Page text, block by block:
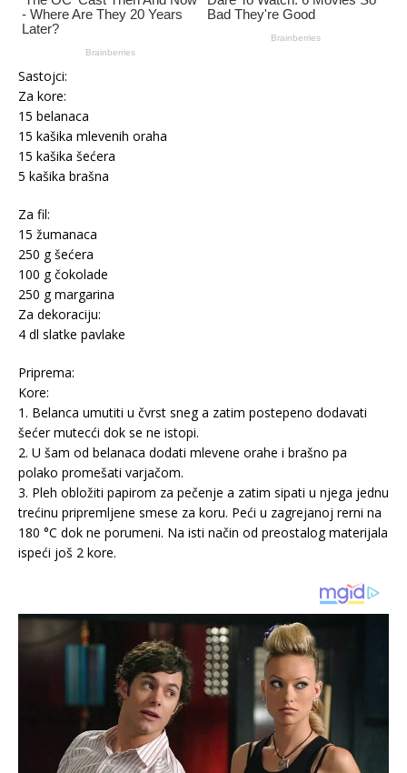
Sastojci:
Za kore:
15 belanaca
15 kašika mlevenih oraha
15 kašika šećera
5 kašika brašna
Za fil:
15 žumanaca
250 g šećera
100 g čokolade
250 g margarina
Za dekoraciju:
4 dl slatke pavlake
Priprema:
Kore:
1. Belanca umutiti u čvrst sneg a zatim postepeno dodavati
šećer mutecći dok se ne istopi.
2. U šam od belanaca dodati mlevene orahe i brašno pa
polako promešati varjačom.
3. Pleh obložiti papirom za pečenje a zatim sipati u njega jednu
trećinu pripremljene smese za koru. Peći u zagrejanoj rerni na
180 °C dok ne porumeni. Na isti način od preostalog materijala
ispeći još 2 kore.